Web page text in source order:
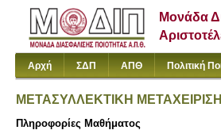
Μονάδα
Αρχή ΣΔΠ ΑΠΘ Πολιτική
ΜΕΤΑΣΥΛΛΕΚΤΙΚΗ
Πληροφορίες Μαθήματος